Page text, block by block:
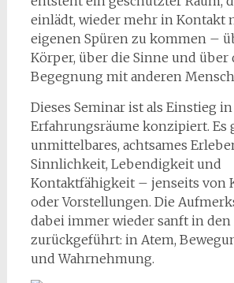
einlädt, wieder mehr in Kontakt
eigenen Spüren zu kommen –
Körper, über die Sinne und über
Begegnung mit anderen
Dieses Seminar ist als Einstieg
Erfahrungsräume konzipiert. Es
unmittelbares, achtsames
Sinnlichkeit, Lebendigkeit und
Kontaktfähigkeit – jenseits von
oder Vorstellungen. Die
dabei immer wieder sanft in
zurückgeführt: in Atem,
und Wahrnehmung.